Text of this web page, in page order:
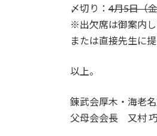
〆切り： 4月5日（
※出欠席は御案内
または直接先生に
以上。
錬武会厚木・海老
父母会会長 又村 巧